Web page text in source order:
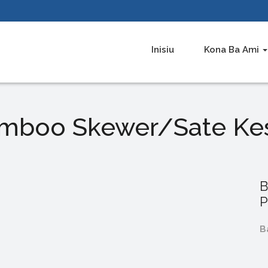
Inisiu Kona Ba Ami
Skewer/Sate